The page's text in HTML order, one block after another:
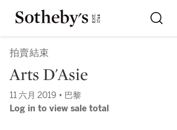
拍賣結束
Arts D'Asie
11 六月 2019 • 巴黎
Log in to view sale total